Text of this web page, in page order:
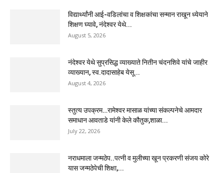
विद्यार्थ्यांनी आई-वडिलांचा व शिक्षकांचा सन्मान राखून ध्येयाने
शिक्षण घ्यावे, नंदेश्वर येथे...
August 5, 2026
नंदेश्वर येथे सुप्रसिद्ध व्याख्याते नितीन चंदनशिवे यांचे जाहीर
व्याख्यान, स्व.दादासाहेब येसू...
August 4, 2026
स्तुत्य उपक्रम…रामेश्वर मासाळ यांच्या संकल्पनेचे आमदार
समाधान आवताडे यांनी केले कौतुक,शाळा...
July 22, 2026
नराधमाला जन्मठेप..पत्नी व मुलीच्या खून प्रकरणी संजय कोरे
यास जन्मठेपेची शिक्षा,...